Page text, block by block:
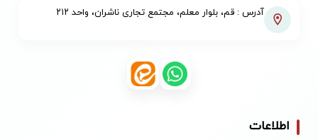
آدرس : قم، بلوار معلم، مجتمع تجاری ناشران، واحد ۲۱۲
اطلاعات